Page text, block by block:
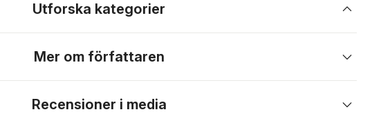
Utforska kategorier
Mer om författaren
Recensioner i media